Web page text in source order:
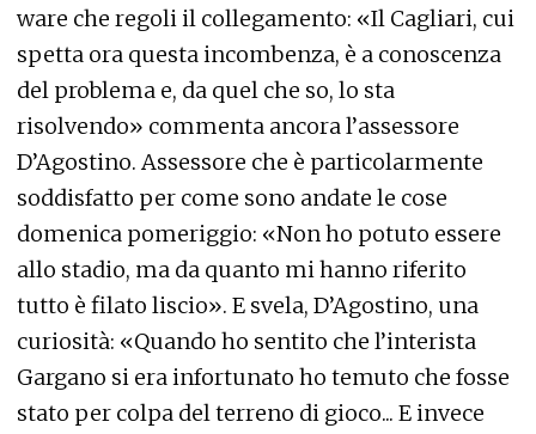
ware che regoli il collegamento: «Il Cagliari, cui
spetta ora questa incombenza, è a conoscenza
del problema e, da quel che so, lo sta
risolvendo» commenta ancora l’assessore
D’Agostino. Assessore che è particolarmente
soddisfatto per come sono andate le cose
domenica pomeriggio: «Non ho potuto essere
allo stadio, ma da quanto mi hanno riferito
tutto è filato liscio». E svela, D’Agostino, una
curiosità: «Quando ho sentito che l’interista
Gargano si era infortunato ho temuto che fosse
stato per colpa del terreno di gioco... E invece